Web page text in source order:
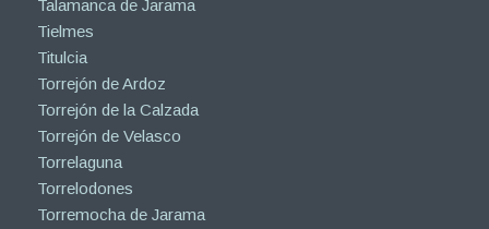
Talamanca de Jarama
Tielmes
Titulcia
Torrejón de Ardoz
Torrejón de la Calzada
Torrejón de Velasco
Torrelaguna
Torrelodones
Torremocha de Jarama